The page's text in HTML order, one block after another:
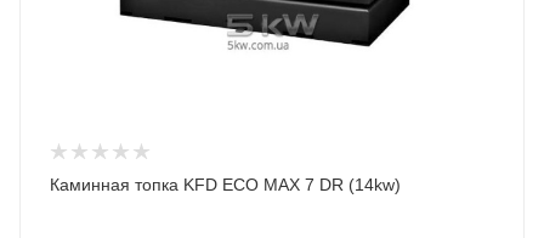
Каминная топка KFD ECO MAX 7 DR (14kw)